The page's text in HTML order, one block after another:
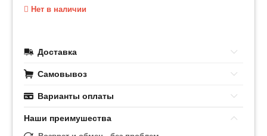
Нет в наличии
Доставка
Самовывоз
Варианты оплаты
Наши преимушества